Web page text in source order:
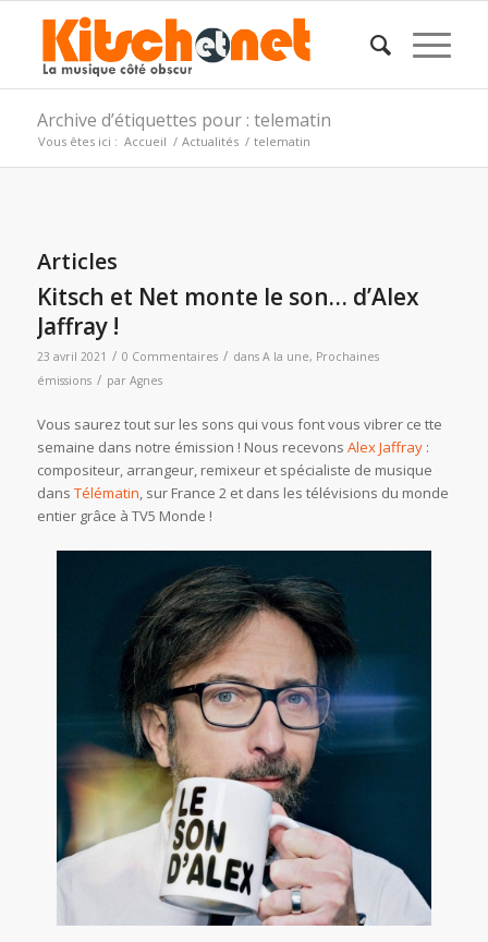
Archive d’étiquettes pour : telematin
Vous êtes ici : Accueil / Actualités / telematin
Articles
Kitsch et Net monte le son… d’Alex
Jaffray !
23 avril 2021 / 0 Commentaires / dans A la une, Prochaines
émissions / par Agnes
Vous saurez tout sur les sons qui vous font vous vibrer ce tte
semaine dans notre émission ! Nous recevons Alex Jaffray:
compositeur, arrangeur, remixeur et spécialiste de musique
dans Télématin, sur France 2 et dans les télévisions du monde
entier grâce à TV5 Monde !